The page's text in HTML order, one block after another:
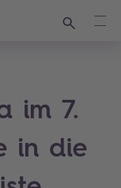
Suchen
im 7.
in die